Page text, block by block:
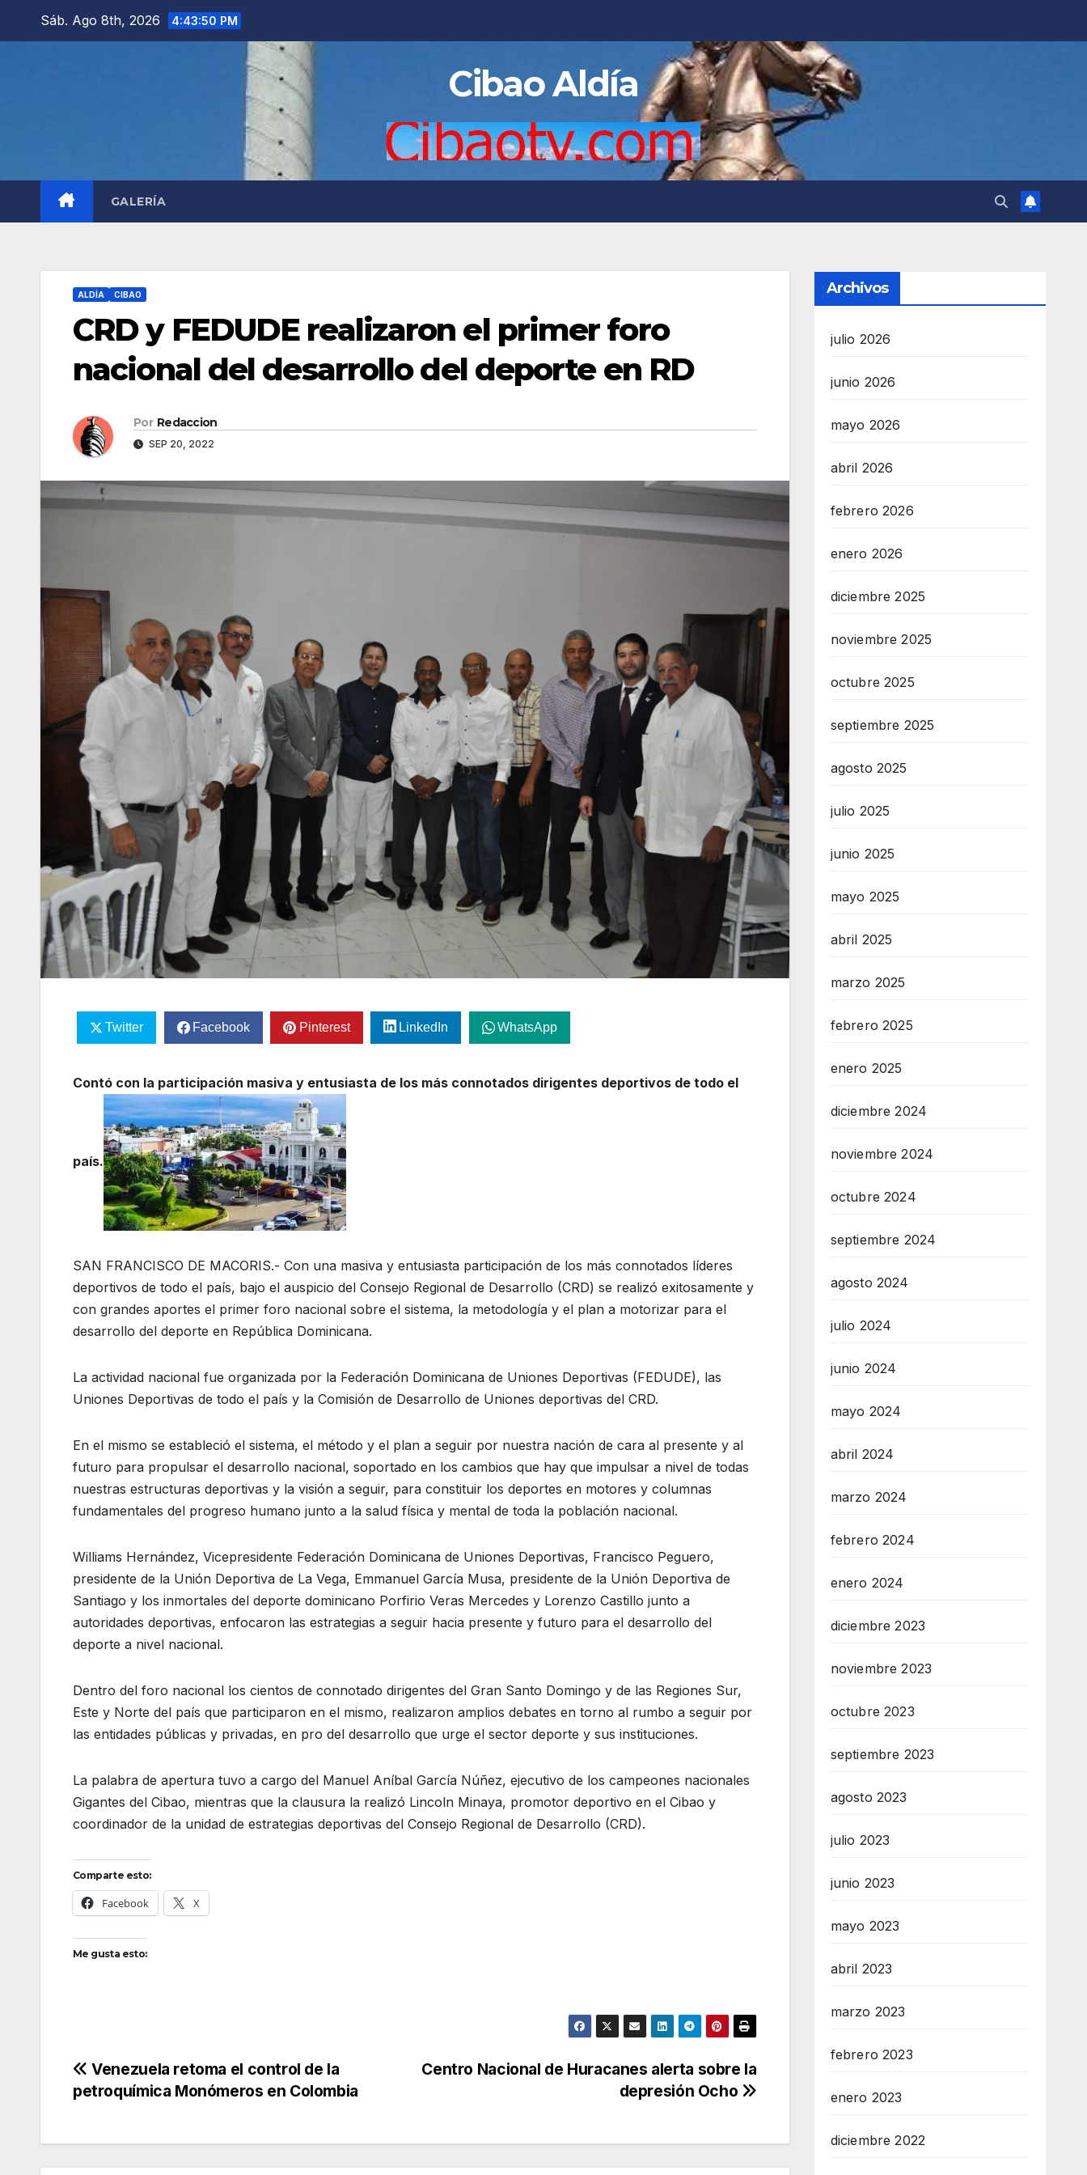
Sáb. Ago 8th, 2026 4:43:51 PM
Cibao Aldía
GALERÍA
ALDÍA CIBAO
CRD y FEDUDE realizaron el primer foro
nacional del desarrollo del deporte en RD
Por Redaccion
SEP 20, 2022
Twitter Facebook Pinterest LinkedIn WhatsApp
Contó con la participación masiva y entusiasta de los más connotados dirigentes deportivos de todo el
país.
SAN FRANCISCO DE MACORIS.- Con una masiva y entusiasta participación de los más connotados líderes
deportivos de todo el país, bajo el auspicio del Consejo Regional de Desarrollo (CRD) se realizó exitosamente y
con grandes aportes el primer foro nacional sobre el sistema, la metodología y el plan a motorizar para el
desarrollo del deporte en República Dominicana.
La actividad nacional fue organizada por la Federación Dominicana de Uniones Deportivas (FEDUDE), las
Uniones Deportivas de todo el país y la Comisión de Desarrollo de Uniones deportivas del CRD.
En el mismo se estableció el sistema, el método y el plan a seguir por nuestra nación de cara al presente y al
futuro para propulsar el desarrollo nacional, soportado en los cambios que hay que impulsar a nivel de todas
nuestras estructuras deportivas y la visión a seguir, para constituir los deportes en motores y columnas
fundamentales del progreso humano junto a la salud física y mental de toda la población nacional.
Williams Hernández, Vicepresidente Federación Dominicana de Uniones Deportivas, Francisco Peguero,
presidente de la Unión Deportiva de La Vega, Emmanuel García Musa, presidente de la Unión Deportiva de
Santiago y los inmortales del deporte dominicano Porfirio Veras Mercedes y Lorenzo Castillo junto a
autoridades deportivas, enfocaron las estrategias a seguir hacia presente y futuro para el desarrollo del
deporte a nivel nacional.
Dentro del foro nacional los cientos de connotado dirigentes del Gran Santo Domingo y de las Regiones Sur,
Este y Norte del país que participaron en el mismo, realizaron amplios debates en torno al rumbo a seguir por
las entidades públicas y privadas, en pro del desarrollo que urge el sector deporte y sus instituciones.
La palabra de apertura tuvo a cargo del Manuel Aníbal García Núñez, ejecutivo de los campeones nacionales
Gigantes del Cibao, mientras que la clausura la realizó Lincoln Minaya, promotor deportivo en el Cibao y
coordinador de la unidad de estrategias deportivas del Consejo Regional de Desarrollo (CRD).
Comparte esto:
Facebook X
Me gusta esto:
Navegación
de
entradas
Centro Nacional de Huracanes alerta sobre la
depresión Ocho
Venezuela retoma el control de la
petroquímica Monómeros en Colombia
Archivos
julio 2026
junio 2026
mayo 2026
abril 2026
febrero 2026
enero 2026
diciembre 2025
noviembre 2025
octubre 2025
septiembre 2025
agosto 2025
julio 2025
junio 2025
mayo 2025
abril 2025
marzo 2025
febrero 2025
enero 2025
diciembre 2024
noviembre 2024
octubre 2024
septiembre 2024
agosto 2024
julio 2024
junio 2024
mayo 2024
abril 2024
marzo 2024
febrero 2024
enero 2024
diciembre 2023
noviembre 2023
octubre 2023
septiembre 2023
agosto 2023
julio 2023
junio 2023
mayo 2023
abril 2023
marzo 2023
febrero 2023
enero 2023
diciembre 2022